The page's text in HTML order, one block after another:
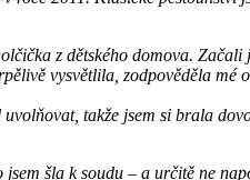
z dětského domova.
vysvětlila, zodpověděla
takže jsem si brala
šla k soudu – a určitě ne